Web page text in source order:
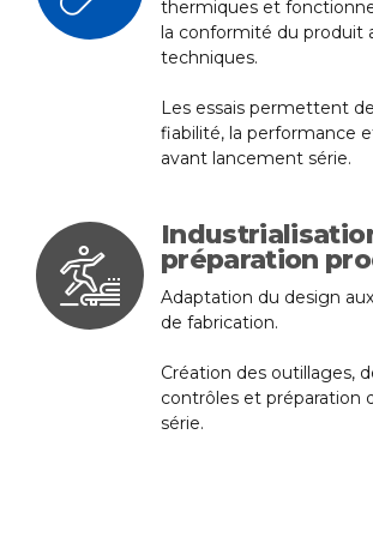
thermiques et
la conformité du produit
techniques.
Les essais permettent
fiabilité, la performance
avant lancement série.
préparation
Adaptation du design
de fabrication.
Création des outillages,
contrôles et préparation
série.